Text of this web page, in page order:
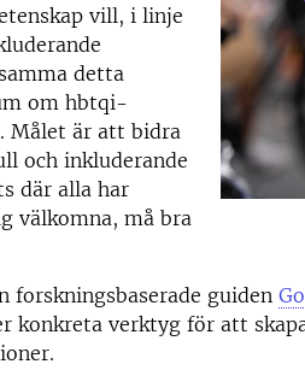
vill, i linje
detta
om hbtqi-
Målet är att bidra
och inkluderande
där alla har
välkomna, må bra
forskningsbaserade guiden
konkreta verktyg för att